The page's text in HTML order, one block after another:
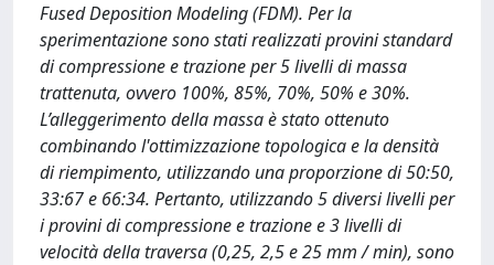
Fused Deposition Modeling (FDM). Per la
sperimentazione sono stati realizzati provini standard
di compressione e trazione per 5 livelli di massa
trattenuta, ovvero 100%, 85%, 70%, 50% e 30%.
L’alleggerimento della massa è stato ottenuto
combinando l'ottimizzazione topologica e la densità
di riempimento, utilizzando una proporzione di 50:50,
33:67 e 66:34. Pertanto, utilizzando 5 diversi livelli per
i provini di compressione e trazione e 3 livelli di
velocità della traversa (0,25, 2,5 e 25 mm / min), sono